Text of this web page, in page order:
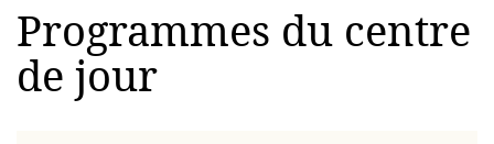
Programmes du centre
de jour